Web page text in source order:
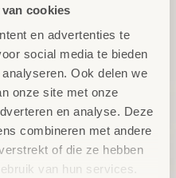
cookies
en advertenties te
social media te bieden
Ook delen we
onze site met onze
en analyse. Deze
combineren met andere
of die ze hebben
van hun services.
Nieuw!
MODU Education Set
€329,75 excl.
BTW